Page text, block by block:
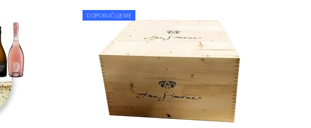
DOPORUČUJEME